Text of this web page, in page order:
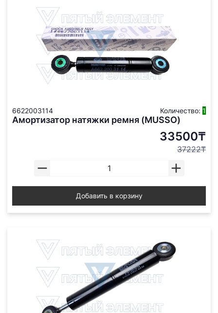
6622003114 Количество: 1
Амортизатор натяжки ремня (MUSSO)
33500₸
37222₸
Добавить в корзину